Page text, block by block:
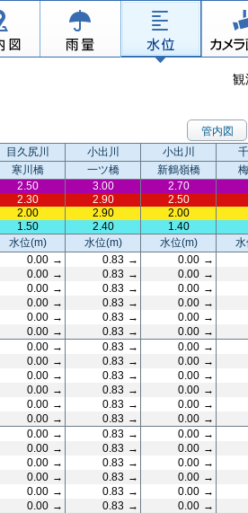
管内図
目久尻川 小出川 小出川
寒川橋 一ツ橋 新鶴嶺橋
2.50 3.00 2.70
2.30 2.90 2.50
2.00 2.90 2.00
1.50 2.40 1.40
水位(m) 水位(m) 水位(m) 水
0.00 → 0.83 → 0.00 →
0.00 → 0.83 → 0.00 →
0.00 → 0.83 → 0.00 →
0.00 → 0.83 → 0.00 →
0.00 → 0.83 → 0.00 →
0.00 → 0.83 → 0.00 →
0.00 → 0.83 → 0.00 →
0.00 → 0.83 → 0.00 →
0.00 → 0.83 → 0.00 →
0.00 → 0.83 → 0.00 →
0.00 → 0.83 → 0.00 →
0.00 → 0.83 → 0.00 →
0.00 → 0.83 → 0.00 →
0.00 → 0.83 → 0.00 →
0.00 → 0.83 → 0.00 →
0.00 → 0.83 → 0.00 →
0.00 → 0.83 → 0.00 →
0.00 → 0.83 → 0.00 →